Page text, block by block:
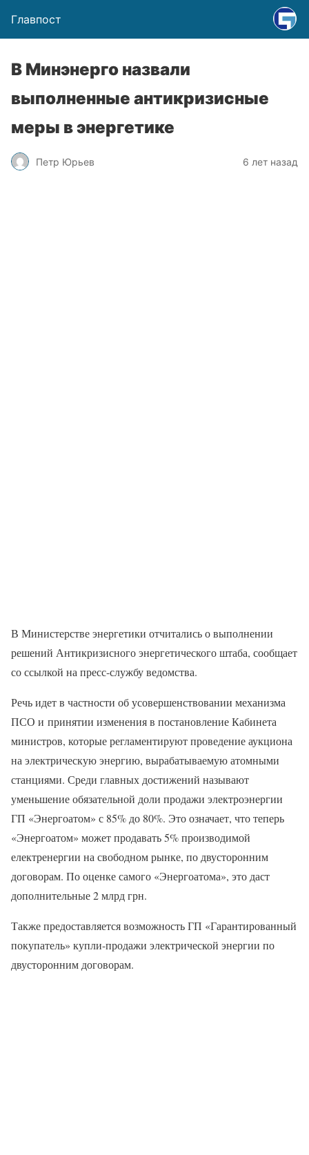
Главпост
В Минэнерго назвали
выполненные антикризисные
меры в энергетике
Петр Юрьев 6 лет назад
В Министерстве энергетики отчитались о выполнении
решений Антикризисного энергетического штаба, сообщает
со ссылкой на пресс-службу ведомства.
Речь идет в частности об усовершенствовании механизма
ПСО и принятии изменения в постановление Кабинета
министров, которые регламентируют проведение аукциона
на электрическую энергию, вырабатываемую атомными
станциями. Среди главных достижений называют
уменьшение обязательной доли продажи электроэнергии
ГП «Энергоатом» с 85% до 80%. Это означает, что теперь
«Энергоатом» может продавать 5% производимой
електренергии на свободном рынке, по двусторонним
договорам. По оценке самого «Энергоатома», это даст
дополнительные 2 млрд грн.
Также предоставляется возможность ГП «Гарантированный
покупатель» купли-продажи электрической энергии по
двусторонним договорам.